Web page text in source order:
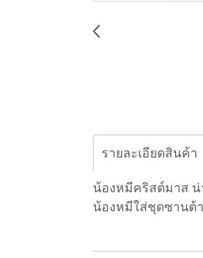
รายละเอียดสินค้า
น้องหมีคริสต์มาส น่
น้องหมีใส่ชุดซานต้